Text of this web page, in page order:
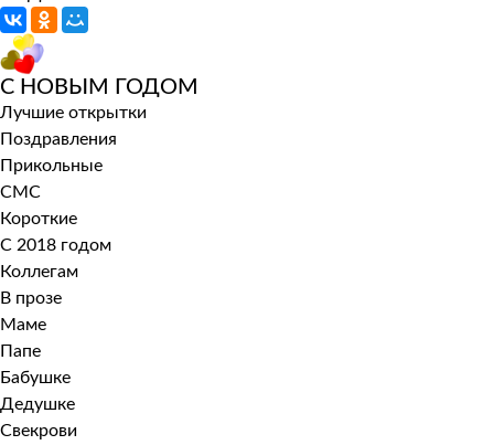
С НОВЫМ ГОДОМ
Лучшие открытки
Поздравления
Прикольные
СМС
Короткие
С 2018 годом
Коллегам
В прозе
Маме
Папе
Бабушке
Дедушке
Свекрови